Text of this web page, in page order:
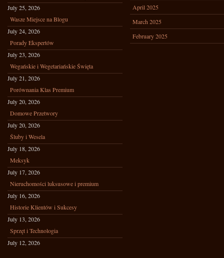
July 25, 2026
Wasze Miejsce na Blogu
July 24, 2026
Porady Ekspertów
July 23, 2026
Wegańskie i Wegetariańskie Święta
July 21, 2026
Porównania Klas Premium
July 20, 2026
Domowe Przetwory
July 20, 2026
Śluby i Wesela
July 18, 2026
Meksyk
July 17, 2026
Nieruchomości luksusowe i premium
July 16, 2026
Historie Klientów i Sukcesy
July 13, 2026
Sprzęt i Technologia
July 12, 2026
April 2025
March 2025
February 2025